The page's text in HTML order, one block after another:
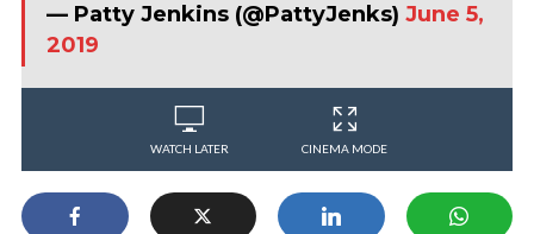
— Patty Jenkins (@PattyJenks) June 5,
2019
WATCH LATER CINEMA MODE